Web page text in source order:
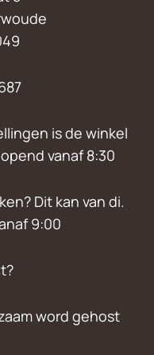
is de winkel
vanaf 8:30
Dit kan van di.
9:00
word gehost